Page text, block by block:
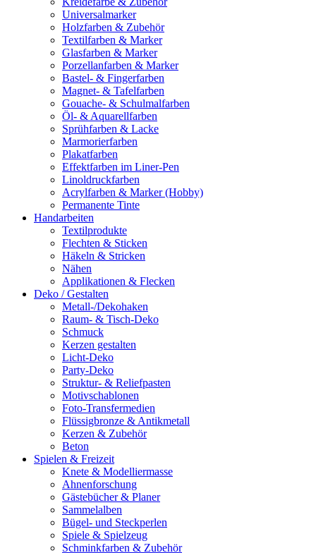
Universalmarker
Holzfarben & Zubehör
Textilfarben & Marker
Glasfarben & Marker
Porzellanfarben & Marker
Bastel- & Fingerfarben
Magnet- & Tafelfarben
Gouache- & Schulmalfarben
Öl- & Aquarellfarben
Sprühfarben & Lacke
Marmorierfarben
Plakatfarben
Effektfarben im Liner-Pen
Linoldruckfarben
Acrylfarben & Marker (Hobby)
Permanente Tinte
Handarbeiten
Textilprodukte
Flechten & Sticken
Häkeln & Stricken
Nähen
Applikationen & Flecken
Deko / Gestalten
Metall-/Dekohaken
Raum- & Tisch-Deko
Schmuck
Kerzen gestalten
Licht-Deko
Party-Deko
Struktur- & Reliefpasten
Motivschablonen
Foto-Transfermedien
Flüssigbronze & Antikmetall
Kerzen & Zubehör
Beton
Spielen & Freizeit
Knete & Modelliermasse
Ahnenforschung
Gästebücher & Planer
Sammelalben
Bügel- und Steckperlen
Spiele & Spielzeug
Schminkfarben & Zubehör